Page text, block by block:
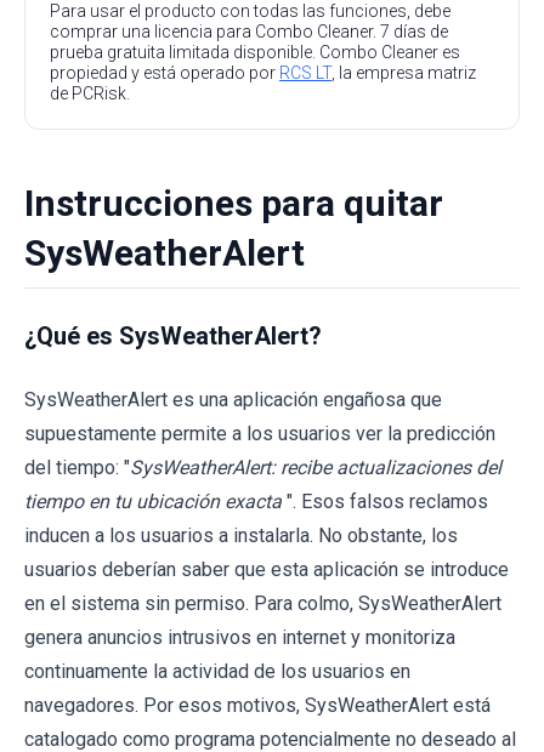
Para usar el producto con todas las funciones, debe
comprar una licencia para Combo Cleaner. 7 días de
prueba gratuita limitada disponible. Combo Cleaner es
propiedad y está operado por RCS LT, la empresa matriz
de PCRisk.
Instrucciones para quitar
SysWeatherAlert
¿Qué es SysWeatherAlert?
SysWeatherAlert es una aplicación engañosa que
supuestamente permite a los usuarios ver la predicción
del tiempo: "SysWeatherAlert: recibe actualizaciones del
tiempo en tu ubicación exacta ". Esos falsos reclamos
inducen a los usuarios a instalarla. No obstante, los
usuarios deberían saber que esta aplicación se introduce
en el sistema sin permiso. Para colmo, SysWeatherAlert
genera anuncios intrusivos en internet y monitoriza
continuamente la actividad de los usuarios en
navegadores. Por esos motivos, SysWeatherAlert está
catalogado como programa potencialmente no deseado al